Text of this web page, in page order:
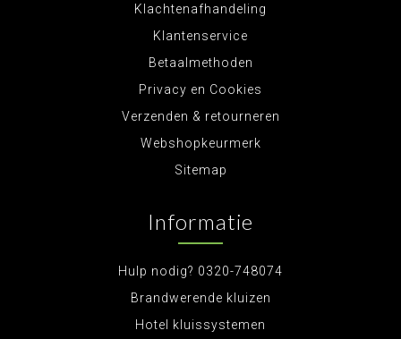
Klachtenafhandeling
Klantenservice
Betaalmethoden
Privacy en Cookies
Verzenden & retourneren
Webshopkeurmerk
Sitemap
Informatie
Hulp nodig? 0320-748074
Brandwerende kluizen
Hotel kluissystemen